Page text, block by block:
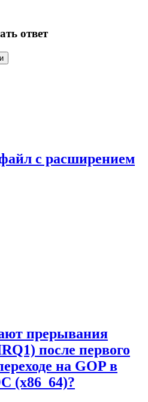
ответ
с расширением
прерывания
после первого
на GOP в
(x86_64)?